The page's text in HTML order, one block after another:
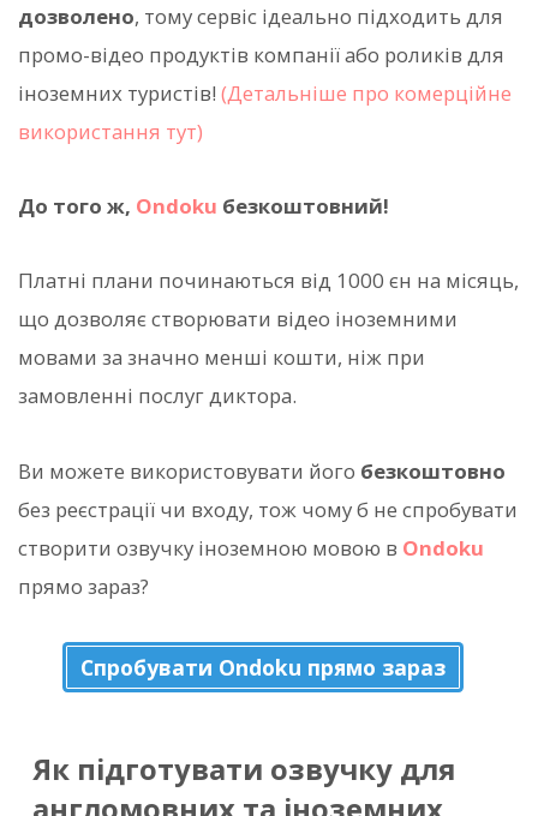
дозволено, тому сервіс ідеально підходить для
промо-відео продуктів компанії або роликів для
іноземних туристів! (Детальніше про комерційне
використання тут)
До того ж, Ondoku безкоштовний!
Платні плани починаються від 1000 єн на місяць,
що дозволяє створювати відео іноземними
мовами за значно менші кошти, ніж при
замовленні послуг диктора.
Ви можете використовувати його безкоштовно
без реєстрації чи входу, тож чому б не спробувати
створити озвучку іноземною мовою в Ondoku
прямо зараз?
Спробувати Ondoku прямо зараз
Як підготувати озвучку для